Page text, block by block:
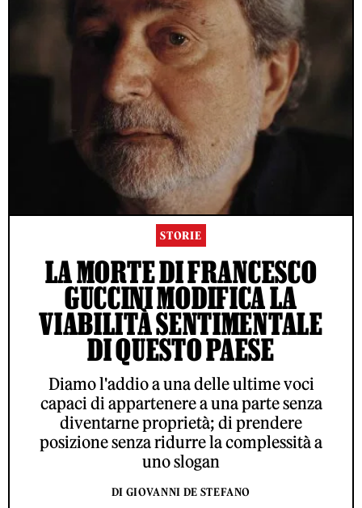
STORIE
LA MORTE DI FRANCESCO
GUCCINI MODIFICA LA
VIABILITÀ SENTIMENTALE
DI QUESTO PAESE
Diamo l'addio a una delle ultime voci
capaci di appartenere a una parte senza
diventarne proprietà; di prendere
posizione senza ridurre la complessità a
uno slogan
DI GIOVANNI DE STEFANO